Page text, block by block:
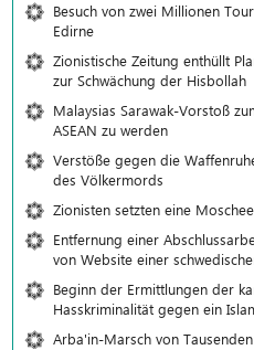
Besuch von zwei Millionen
Edirne
Zionistische Zeitung enthüllt
zur Schwächung der Hisbollah
Malaysias Sarawak-Vorstoß
ASEAN zu werden
Verstöße gegen die
des Völkermords
Zionisten setzten eine
Entfernung einer
von Website einer
Beginn der Ermittlungen der
Hasskriminalität gegen ein
Arba'in-Marsch von